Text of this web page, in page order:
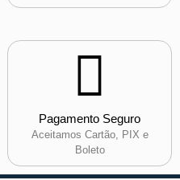
Pagamento Seguro
Aceitamos Cartão, PIX e
Boleto